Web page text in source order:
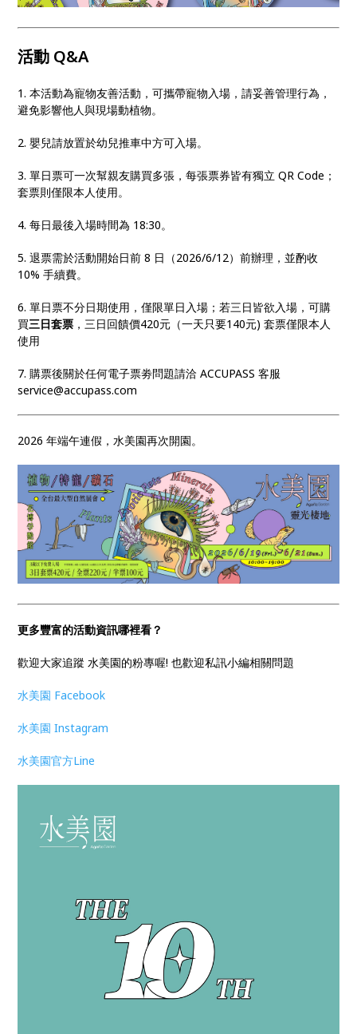
活動 Q&A
1. 本活動為寵物友善活動，可攜帶寵物入場，請妥善管理行為，
避免影響他人與現場動植物。
2. 嬰兒請放置於幼兒推車中方可入場。
3. 單日票可一次幫親友購買多張，每張票券皆有獨立 QR Code；
套票則僅限本人使用。
4. 每日最後入場時間為 18:30。
5. 退票需於活動開始日前 8 日（2026/6/12）前辦理，並酌收
10% 手續費。
6. 單日票不分日期使用，僅限單日入場；若三日皆欲入場，可購
買三日套票 ，三日回饋價420元（一天只要140元) 套票僅限本人
使用
7. 購票後關於任何電子票劵問題請洽 ACCUPASS 客服
service@accupass.com
2026 年端午連假，水美園再次開園。
更多豐富的活動資訊哪裡看？
歡迎大家追蹤 水美園的粉專喔! 也歡迎私訊小編相關問題
水美園 Facebook
水美園 Instagram
水美園官方Line